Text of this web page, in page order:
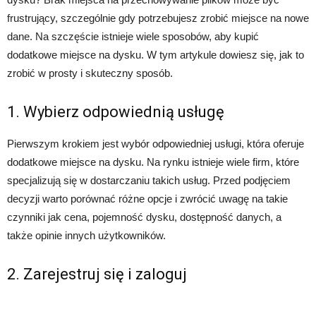
frustrujący, szczególnie gdy potrzebujesz zrobić miejsce na nowe
dane. Na szczęście istnieje wiele sposobów, aby kupić
dodatkowe miejsce na dysku. W tym artykule dowiesz się, jak to
zrobić w prosty i skuteczny sposób.
1. Wybierz odpowiednią usługę
Pierwszym krokiem jest wybór odpowiedniej usługi, która oferuje
dodatkowe miejsce na dysku. Na rynku istnieje wiele firm, które
specjalizują się w dostarczaniu takich usług. Przed podjęciem
decyzji warto porównać różne opcje i zwrócić uwagę na takie
czynniki jak cena, pojemność dysku, dostępność danych, a
także opinie innych użytkowników.
2. Zarejestruj się i zaloguj